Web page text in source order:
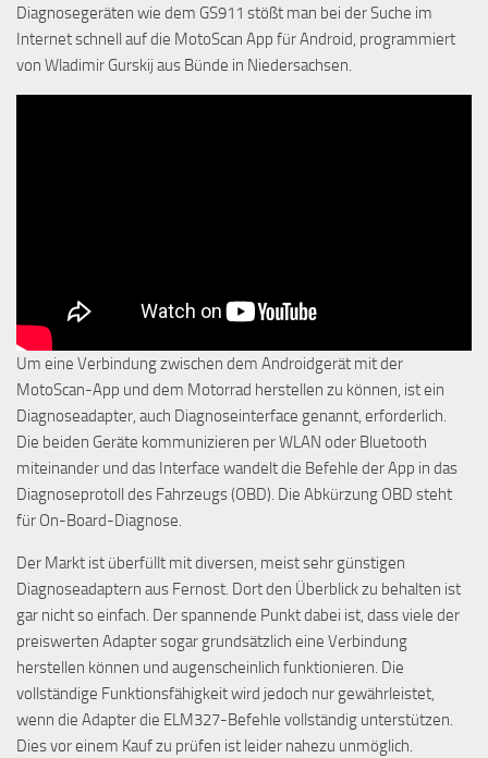
Diagnosegeräten wie dem GS911 stößt man bei der Suche im
Internet schnell auf die MotoScan App für Android, programmiert
von Wladimir Gurskij aus Bünde in Niedersachsen.
Um eine Verbindung zwischen dem Androidgerät mit der
MotoScan-App und dem Motorrad herstellen zu können, ist ein
Diagnoseadapter, auch Diagnoseinterface genannt, erforderlich.
Die beiden Geräte kommunizieren per WLAN oder Bluetooth
miteinander und das Interface wandelt die Befehle der App in das
Diagnoseprotoll des Fahrzeugs (OBD). Die Abkürzung OBD steht
für On-Board-Diagnose.
Der Markt ist überfüllt mit diversen, meist sehr günstigen
Diagnoseadaptern aus Fernost. Dort den Überblick zu behalten ist
gar nicht so einfach. Der spannende Punkt dabei ist, dass viele der
preiswerten Adapter sogar grundsätzlich eine Verbindung
herstellen können und augenscheinlich funktionieren. Die
vollständige Funktionsfähigkeit wird jedoch nur gewährleistet,
wenn die Adapter die ELM327-Befehle vollständig unterstützen.
Dies vor einem Kauf zu prüfen ist leider nahezu unmöglich.